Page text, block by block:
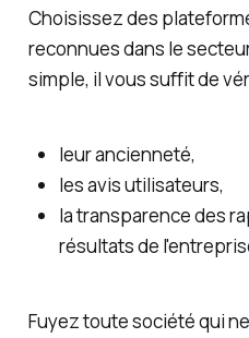
Choisissez des
reconnues dans le
simple, il vous suffit de
leur ancienneté,
les avis utilisateurs,
la transparence des
résultats de
Fuyez toute société qui